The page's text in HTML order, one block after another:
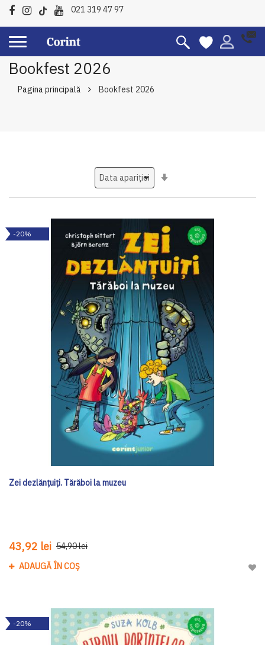
021 319 47 97
Bookfest 2026
Pagina principală Bookfest 2026
-20%
Zei dezlănțuiți. Tărăboi la muzeu
43,92 lei 54,90 lei
ADAUGĂ ÎN COȘ
-20%